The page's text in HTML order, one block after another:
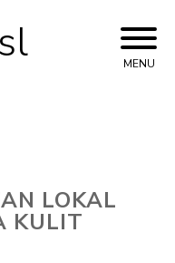
MENU
LOKAL
KULIT